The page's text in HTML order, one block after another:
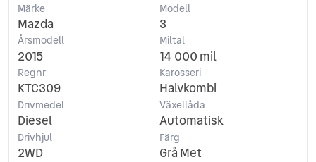
Märke
Mazda
Modell
3
Årsmodell
2015
Miltal
14 000 mil
Regnr
KTC309
Karosseri
Halvkombi
Drivmedel
Diesel
Växellåda
Automatisk
Drivhjul
2WD
Färg
Grå Met